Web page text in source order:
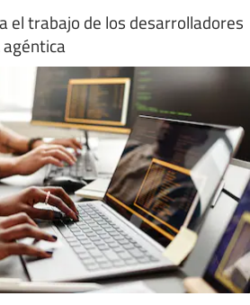
el trabajo de los desarrolladores
agéntica